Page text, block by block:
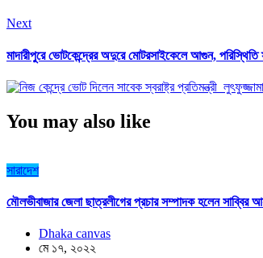
Next
মাদারীপুরে ভোটকেন্দ্রের অদুরে মোটরসাইকেলে আগুন, পরিস্থিতি
You may also like
সারাদেশ
মৌলভীবাজার জেলা ছাত্রলীগের প্রচার সম্পাদক হলেন সাব্বির
Dhaka canvas
মে ১৭, ২০২২